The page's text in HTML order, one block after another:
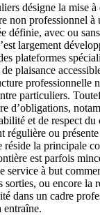
désigne la mise à
non professionnel à
définie, avec ou
largement
plateformes
plaisance
professionnelle
particuliers.
d’obligations,
et de respect
régulière ou
réside la principale
est parfois
service à but
sorties, ou encore la
dans un cadre
entraîne.